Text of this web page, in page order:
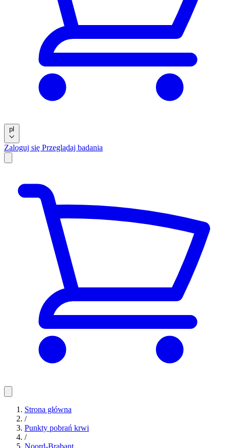
pl
Zaloguj się Przeglądaj badania
Strona główna
/
Punkty pobrań krwi
/
Noord-Brabant